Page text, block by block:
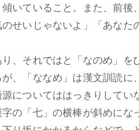
いていること。また、前後
せいじゃないよ」「あな
、それではと「なのめ」
、「ななめ」は漢文訓読
についてははっきりして
の「七」の横棒が斜めに